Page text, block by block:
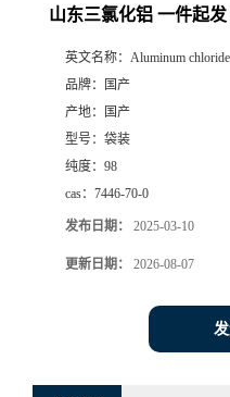
山东三氯化铝 一件起
英文名称： Aluminum chloride
品牌：
国产
产地：
国产
型号： 袋装
纯度： 98
cas： 7446-70-0
发布日期： 2025-03-10
更新日期： 2026-08-07